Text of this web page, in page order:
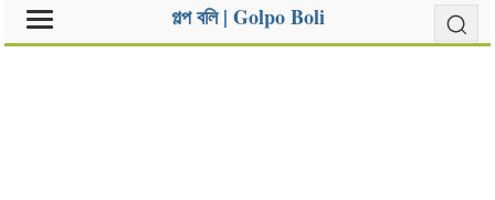
গল্প বলি | Golpo Boli